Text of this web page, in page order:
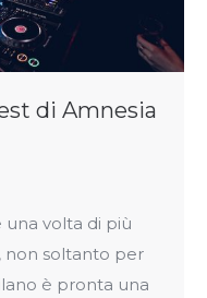
di Amnesia
volta di più
non soltanto per
è pronta una